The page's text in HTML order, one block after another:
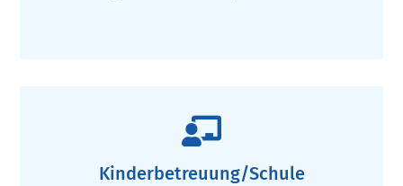

Kinderbetreuung/Schule